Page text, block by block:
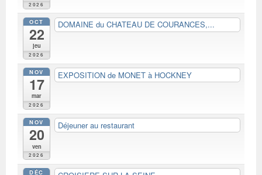
2026
OCT
22
jeu
2026
DOMAINE du CHATEAU DE COURANCES,...
NOV
17
mar
2026
EXPOSITION de MONET à HOCKNEY
NOV
20
ven
2026
Déjeuner au restaurant
DÉC